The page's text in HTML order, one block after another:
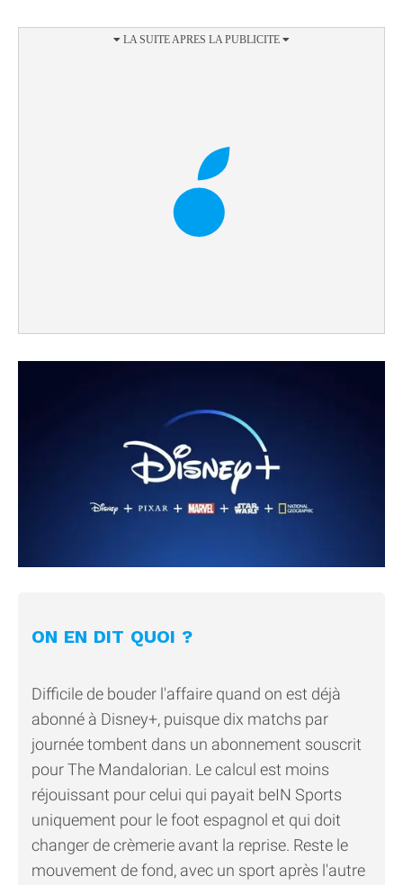
ON EN DIT QUOI ?
Difficile de bouder l'affaire quand on est déjà
abonné à Disney+, puisque dix matchs par
journée tombent dans un abonnement souscrit
pour The Mandalorian. Le calcul est moins
réjouissant pour celui qui payait beIN Sports
uniquement pour le foot espagnol et qui doit
changer de crèmerie avant la reprise. Reste le
mouvement de fond, avec un sport après l'autre